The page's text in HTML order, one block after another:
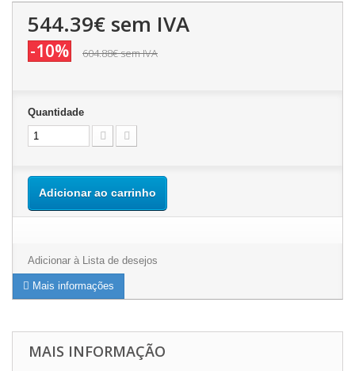
544.39€ sem IVA
-10% 604.88€sem IVA
Quantidade
Adicionar ao carrinho
Adicionar à Lista de desejos
Mais informações
MAIS INFORMAÇÃO